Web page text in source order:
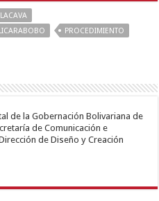
PROCEDIMIENTO
de la Gobernación Bolivariana de
de Comunicación e
de Diseño y Creación